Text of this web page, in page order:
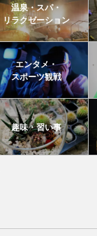
温泉・スパ・
リラクゼーション
エンタメ・
スポーツ観戦
趣味・習い事